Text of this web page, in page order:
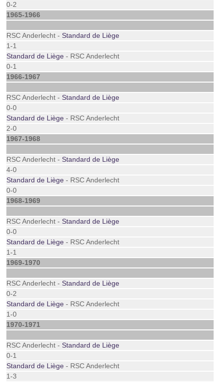
0-2
1965-1966
RSC Anderlecht -Standard de Liège
1-1
Standard de Liège - RSC Anderlecht
0-1
1966-1967
RSC Anderlecht -Standard de Liège
0-0
Standard de Liège - RSC Anderlecht
2-0
1967-1968
RSC Anderlecht -Standard de Liège
4-0
Standard de Liège - RSC Anderlecht
0-0
1968-1969
RSC Anderlecht -Standard de Liège
0-0
Standard de Liège - RSC Anderlecht
1-1
1969-1970
RSC Anderlecht -Standard de Liège
0-2
Standard de Liège - RSC Anderlecht
1-0
1970-1971
RSC Anderlecht -Standard de Liège
0-1
Standard de Liège - RSC Anderlecht
1-3